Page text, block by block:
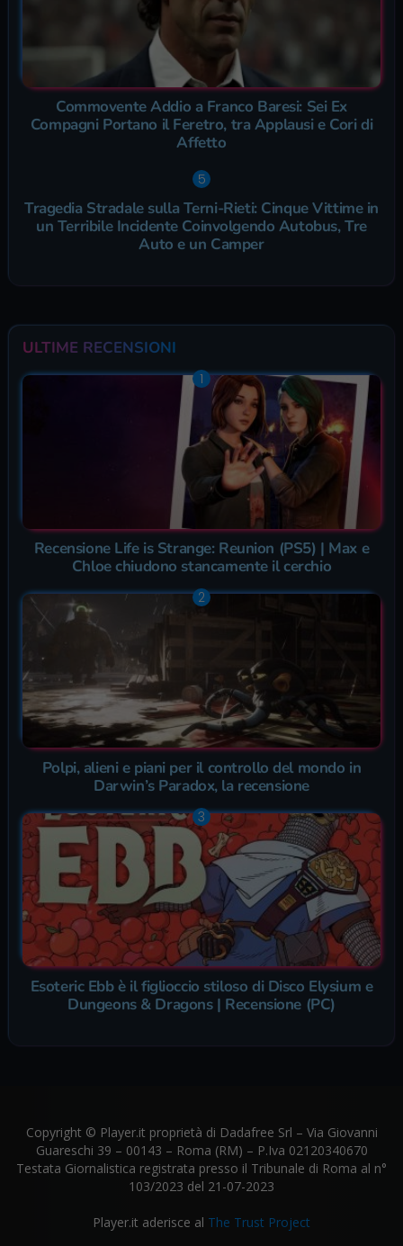
Commovente Addio a Franco Baresi: Sei Ex
Compagni Portano il Feretro, tra Applausi e Cori di
Affetto
Tragedia Stradale sulla Terni-Rieti: Cinque Vittime in
un Terribile Incidente Coinvolgendo Autobus, Tre
Auto e un Camper
ULTIME RECENSIONI
Recensione Life is Strange: Reunion (PS5) | Max e
Chloe chiudono stancamente il cerchio
Polpi, alieni e piani per il controllo del mondo in
Darwin’s Paradox, la recensione
Esoteric Ebb è il figlioccio stiloso di Disco Elysium e
Dungeons & Dragons | Recensione (PC)
Copyright © Player.it proprietà di Dadafree Srl – Via Giovanni
Guareschi 39 – 00143 – Roma (RM) – P.Iva 02120340670
Testata Giornalistica registrata presso il Tribunale di Roma al n°
103/2023 del 21-07-2023
Player.it aderisce al The Trust Project